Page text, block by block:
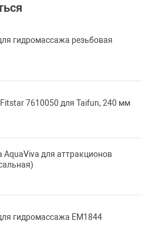
гидромассажа резьбовая
7610050 для Taifun, 240 мм
AquaViva для аттракционов
гидромассажа EM1844